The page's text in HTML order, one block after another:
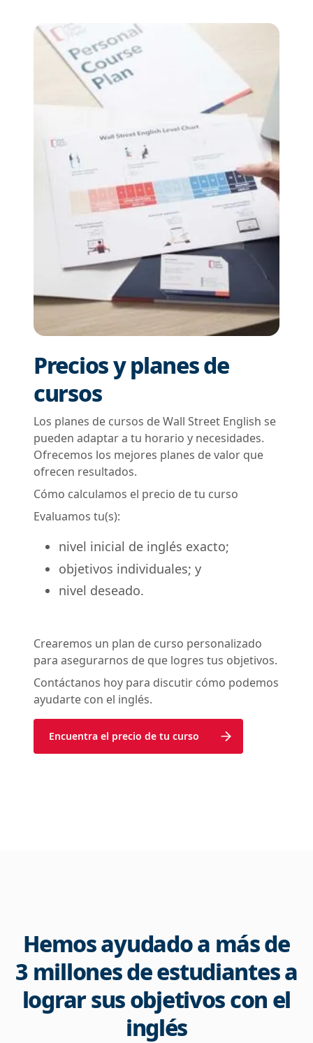
Precios y planes de
cursos
Los planes de cursos de Wall Street English se
pueden adaptar a tu horario y necesidades.
Ofrecemos los mejores planes de valor que
ofrecen resultados.
Cómo calculamos el precio de tu curso
Evaluamos tu(s):
nivel inicial de inglés exacto;
objetivos individuales; y
nivel deseado.
Crearemos un plan de curso personalizado
para asegurarnos de que logres tus objetivos.
Contáctanos hoy para discutir cómo podemos
ayudarte con el inglés.
Encuentra el precio de tu curso
Hemos ayudado a más de
3 millones de estudiantes a
lograr sus objetivos con el
inglés